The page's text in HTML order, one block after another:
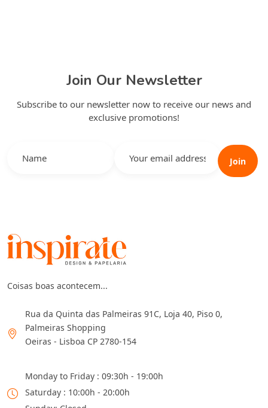
Join Our Newsletter
Subscribe to our newsletter now to receive our news and
exclusive promotions!
Join
Coisas boas acontecem...
Rua da Quinta das Palmeiras 91C, Loja 40, Piso 0,
Palmeiras Shopping
Oeiras - Lisboa CP 2780-154
Monday to Friday : 09:30h - 19:00h
Saturday : 10:00h - 20:00h